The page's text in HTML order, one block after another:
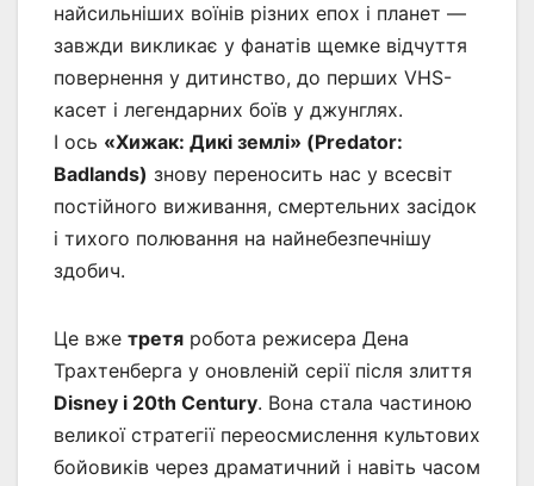
найсильніших воїнів різних епох і планет —
завжди викликає у фанатів щемке відчуття
повернення у дитинство, до перших VHS-
касет і легендарних боїв у джунглях.
І ось «Хижак: Дикі землі» (Predator:
Badlands) знову переносить нас у всесвіт
постійного виживання, смертельних засідок
і тихого полювання на найнебезпечнішу
здобич.
Це вже третя робота режисера Дена
Трахтенберга у оновленій серії після злиття
Disney і 20th Century. Вона стала частиною
великої стратегії переосмислення культових
бойовиків через драматичний і навіть часом